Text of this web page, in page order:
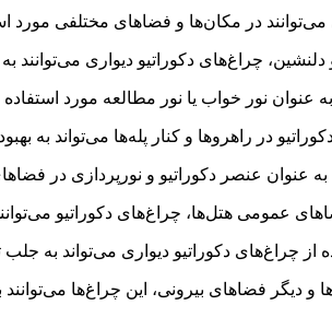
می‌توانند در مکان‌ها و فضاهای مختلفی مورد